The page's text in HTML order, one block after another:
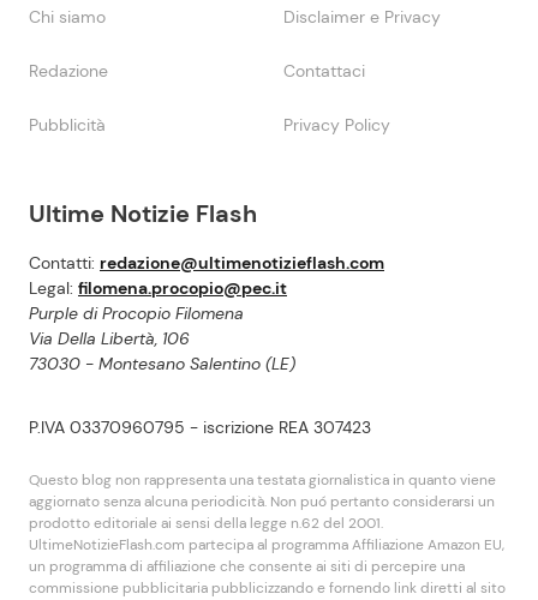
Ultime Notizie Flash
Contatti: redazione@ultimenotizieflash.com
Legal: filomena.procopio@pec.it
Purple di Procopio Filomena
Via Della Libertà, 106
73030 - Montesano Salentino (LE)
P.IVA 03370960795 - iscrizione REA 307423
Questo blog non rappresenta una testata giornalistica in quanto viene
aggiornato senza alcuna periodicità. Non puó pertanto considerarsi un
prodotto editoriale ai sensi della legge n.62 del 2001.
UltimeNotizieFlash.com partecipa al programma Affiliazione Amazon EU,
un programma di affiliazione che consente ai siti di percepire una
commissione pubblicitaria pubblicizzando e fornendo link diretti al sito
Chi siamo Disclaimer e Privacy
Redazione Contattaci
Pubblicità Privacy Policy